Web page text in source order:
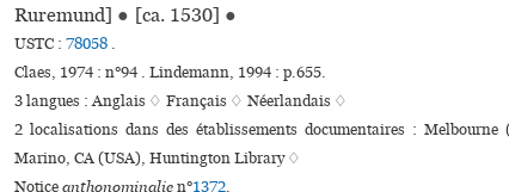
Ruremund] ● [ca. 1530] ●
USTC : 78058 .
Claes, 1974 : n°94 . Lindemann, 1994 : p.655.
3 langues :Anglais ♢ Français ♢ Néerlandais ♢
2 localisations dans des établissements documentaires :
Marino, CA (USA), Huntington Library ♢
Noticeanthonominalien°1372.